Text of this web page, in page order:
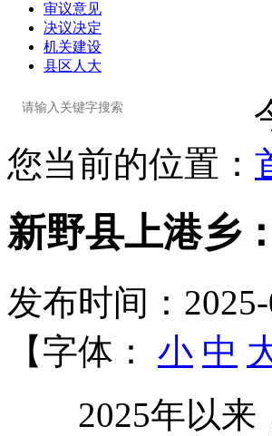
审议意见
决议决定
机关建设
县区人大
您当前的位置：
新野县上港乡
发布时间：
【字体： 小 中
2025年以来